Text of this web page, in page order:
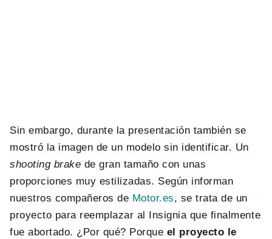
Sin embargo, durante la presentación también se
mostró la imagen de un modelo sin identificar. Un
shooting brake de gran tamaño con unas
proporciones muy estilizadas. Según informan
nuestros compañeros de Motor.es, se trata de un
proyecto para reemplazar al Insignia que finalmente
fue abortado. ¿Por qué? Porque el proyecto le